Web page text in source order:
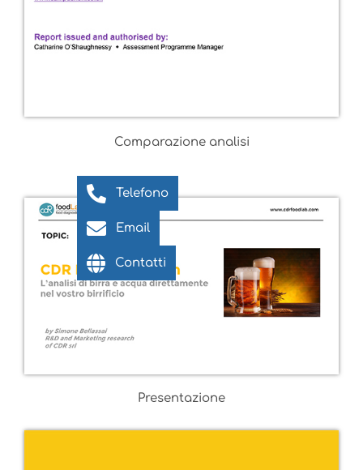
Comparazione analisi
Presentazione
Telefono
Email
Contatti